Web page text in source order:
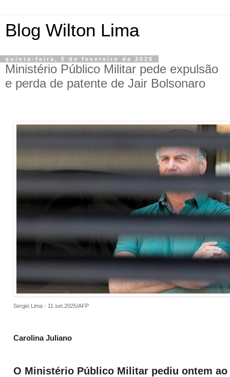
Blog Wilton Lima
quinta-feira, 5 de fevereiro de 2026
Ministério Público Militar pede expulsão
e perda de patente de Jair Bolsonaro
Sergio Lima - 11.set.2025/AFP
Carolina Juliano
O Ministério Público Militar pediu ontem